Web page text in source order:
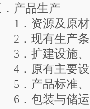
品生产
源及原材
有生产条件
建设施、要
有主要设备
品标准、质
装与储运